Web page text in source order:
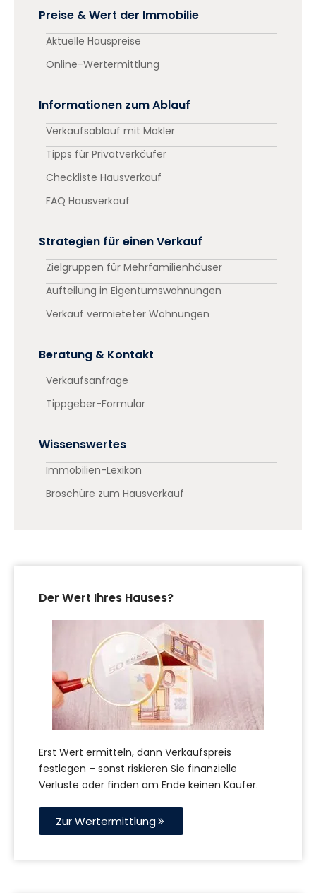
Preise & Wert der Immobilie
Aktuelle Hauspreise
Online-Wertermittlung
Informationen zum Ablauf
Verkaufsablauf mit Makler
Tipps für Privatverkäufer
Checkliste Hausverkauf
FAQ Hausverkauf
Strategien für einen Verkauf
Zielgruppen für Mehrfamilienhäuser
Aufteilung in Eigentumswohnungen
Verkauf vermieteter Wohnungen
Beratung & Kontakt
Verkaufsanfrage
Tippgeber-Formular
Wissenswertes
Immobilien-Lexikon
Broschüre zum Hausverkauf
Der Wert Ihres Hauses?
Erst Wert ermitteln, dann Verkaufspreis
festlegen – sonst riskieren Sie finanzielle
Verluste oder finden am Ende keinen Käufer.
Zur Wertermittlung